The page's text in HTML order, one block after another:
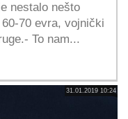
nestalo nešto
70 evra, vojnički
To nam...
31.01.2019 10:24